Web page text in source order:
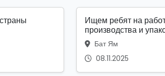
Ищем ребят на
производства и
Бат Ям
08.11.2025